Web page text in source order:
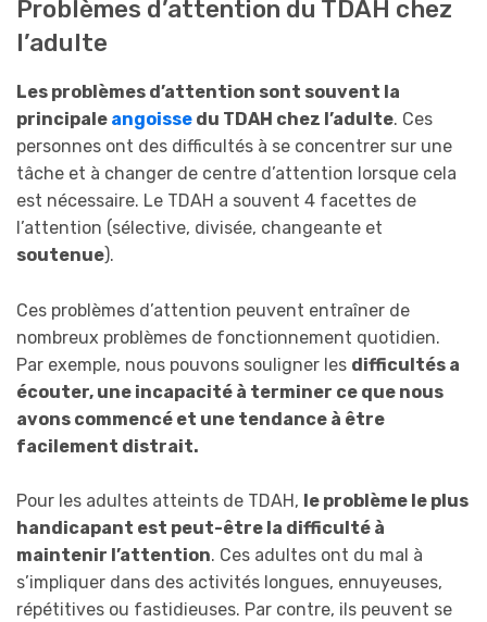
Problèmes d’attention du TDAH chez
l’adulte
Les problèmes d’attention sont souvent la
principale angoisse du TDAH chez l’adulte. Ces
personnes ont des difficultés à se concentrer sur une
tâche et à changer de centre d’attention lorsque cela
est nécessaire. Le TDAH a souvent 4 facettes de
l’attention (sélective, divisée, changeante et
soutenue).
Ces problèmes d’attention peuvent entraîner de
nombreux problèmes de fonctionnement quotidien.
Par exemple, nous pouvons souligner les difficultés a
écouter, une incapacité à terminer ce que nous
avons commencé et une tendance à être
facilement distrait.
Pour les adultes atteints de TDAH, le problème le plus
handicapant est peut-être la difficulté à
maintenir l’attention. Ces adultes ont du mal à
s’impliquer dans des activités longues, ennuyeuses,
répétitives ou fastidieuses. Par contre, ils peuvent se